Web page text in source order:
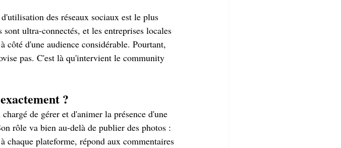
des réseaux sociaux est le plus
ultra-connectés, et les entreprises locales
côté d'une audience considérable. Pourtant,
pas. C'est là qu'intervient le community
?
de gérer et d'animer la présence d'une
rôle va bien au-delà de publier des photos :
plateforme, répond aux commentaires